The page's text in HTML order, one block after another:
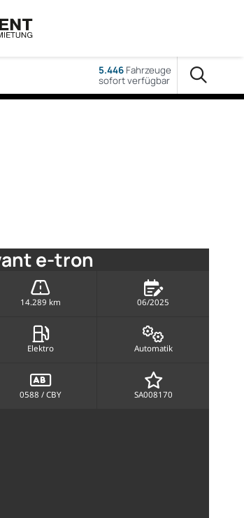
5.446Fahrzeuge
sofort verfügbar
e-tron
14.289 km 06/2025
Elektro Automatik
0588 / CBY SA008170